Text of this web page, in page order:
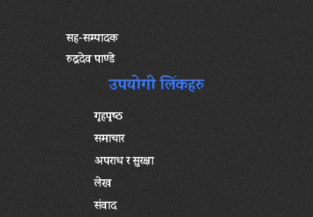
सह-सम्पादक
रुद्रदेव पाण्डे
उपयोगी लिंकहरु
गृहपृष्‍ठ
समाचार
अपराध र सुरक्षा
लेख
संवाद